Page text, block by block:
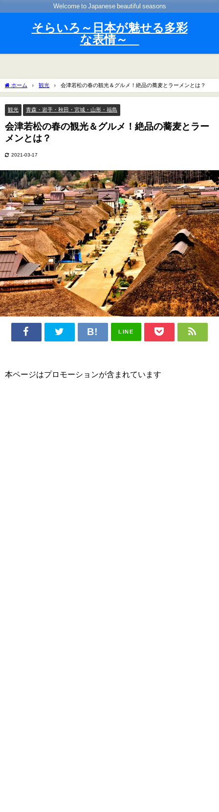
Welcome to Japanese beautiful seasons
そらいろ～日本が魅せる多彩
な表情～
ホーム 観光 会津若松の春の観光＆グルメ！絶品の蕎麦とラーメンとは？
観光 青森・岩手・秋田・宮城・山形・福島
会津若松の春の観光＆グルメ！絶品の蕎麦とラー
メンとは？
2021-03-17
LINE
本ページはプロモーションが含まれています